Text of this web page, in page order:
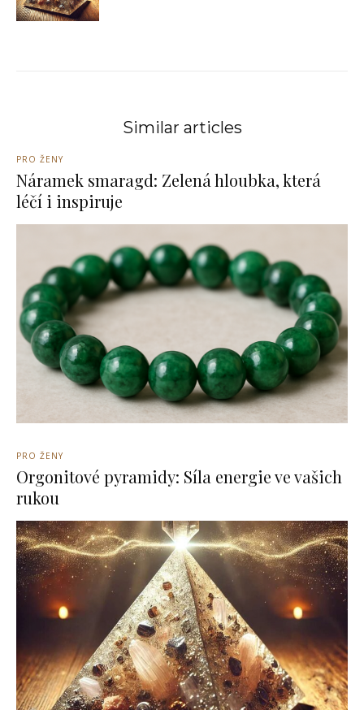
Similar articles
PRO ŽENY
Náramek smaragd: Zelená hloubka, která
léčí i inspiruje
PRO ŽENY
Orgonitové pyramidy: Síla energie ve vašich
rukou